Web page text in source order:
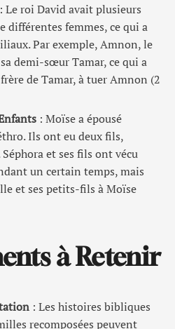
: Le roi David avait plusieurs
différentes femmes, ce qui a
Par exemple, Amnon, le
demi-sœur Tamar, ce qui a
de Tamar, à tuer Amnon (2
: Moïse a épousé
Ils ont eu deux fils,
et ses fils ont vécu
un certain temps, mais
et ses petits-fils à Moïse
à Retenir
: Les histoires bibliques
recomposées peuvent